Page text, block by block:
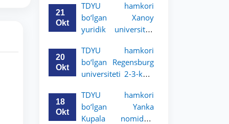
e’lon qildi
kurs talabalari
uchun akademik
mobillik dasturini
21
Okt
TDYU hamkori
bo‘lgan Xanoy
yuridik universiteti
talabalari uchun
akademik mobillik
dasturini e’lon qildi
20
Okt
TDYU hamkori
bo‘lgan Regensburg
universiteti 2-3-kurs
akademik mobillik
dasturini e’lon qildi
18
Okt
TDYU hamkori
bo‘lgan Yanka
Kupala nomidagi